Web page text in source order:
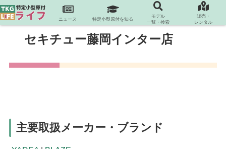
セキチュー藤岡インター店
主要取扱メーカー・ブランド
ニュース 特定小型原付を知る
モデル
一覧・検索
販売・
レンタル